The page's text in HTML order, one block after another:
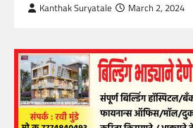
Kanthak Suryatale March 2, 2024